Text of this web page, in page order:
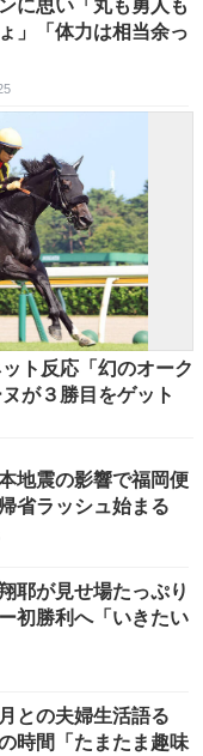
に思い「丸も勇人も
」「体力は相当余っ
ト反応「幻のオーク
が３勝目をゲット
地震の影響で福岡便
省ラッシュ始まる
耶が見せ場たっぷり
初勝利へ「いきたい
との夫婦生活語る
時間「たまたま趣味